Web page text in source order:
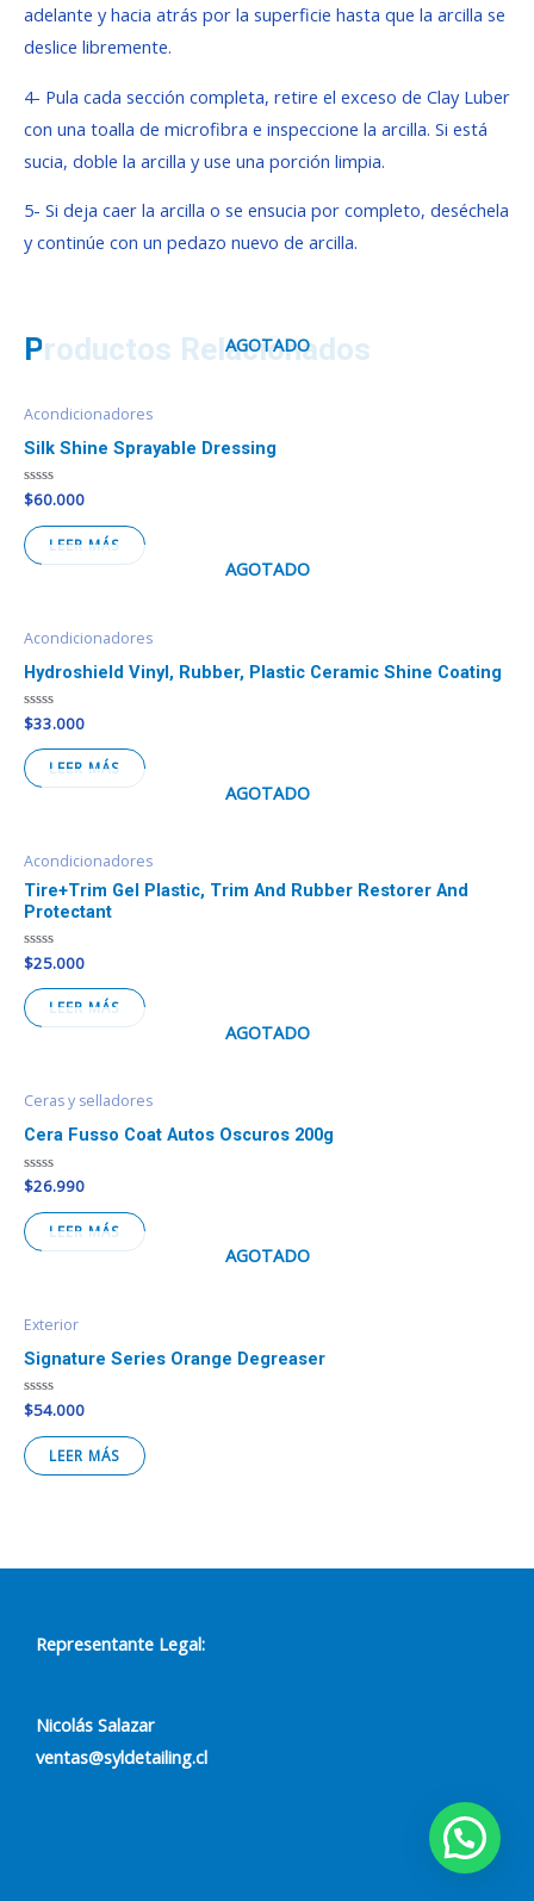
adelante y hacia atrás por la superficie hasta que la arcilla se
deslice libremente.
4- Pula cada sección completa, retire el exceso de Clay Luber
con una toalla de microfibra e inspeccione la arcilla. Si está
sucia, doble la arcilla y use una porción limpia.
5- Si deja caer la arcilla o se ensucia por completo, deséchela
y continúe con un pedazo nuevo de arcilla.
Productos Relacionados
AGOTADO
Acondicionadores
Silk Shine Sprayable Dressing
Valorado
en
0
de
5
$60.000
LEER MÁS
AGOTADO
Acondicionadores
Hydroshield Vinyl, Rubber, Plastic Ceramic Shine Coating
Valorado
en
0
de
5
$33.000
LEER MÁS
AGOTADO
Acondicionadores
Tire+Trim Gel Plastic, Trim And Rubber Restorer And
Protectant
Valorado
en
0
de
5
$25.000
LEER MÁS
AGOTADO
Ceras y selladores
Cera Fusso Coat Autos Oscuros 200g
Valorado
en
0
de
5
$26.990
LEER MÁS
AGOTADO
Exterior
Signature Series Orange Degreaser
Valorado
en
0
de
5
$54.000
LEER MÁS
Representante Legal:
Nicolás Salazar
ventas@syldetailing.cl